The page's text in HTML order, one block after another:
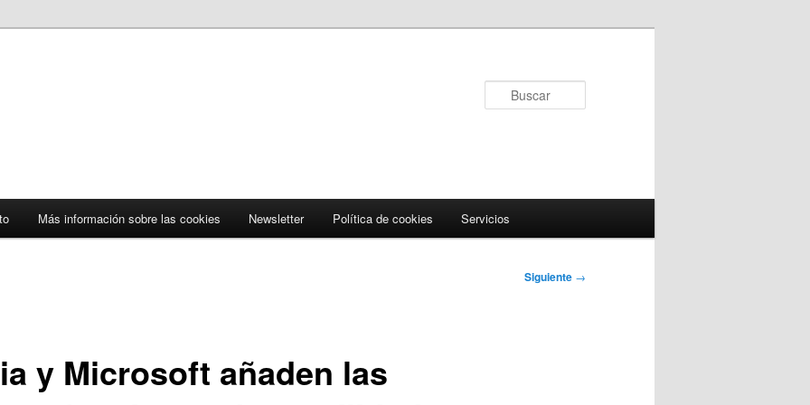
Más información sobre las cookies Newsletter Política de cookies Servicios
Siguiente →
y Microsoft añaden las